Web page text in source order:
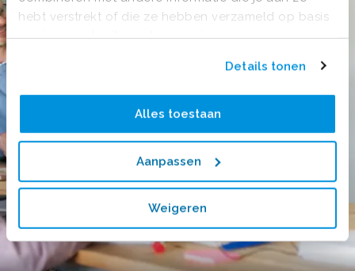
hebt verstrekt of die ze hebben verzameld op basis
van jouw gebruik van hun services.
Details tonen
Alles toestaan
Aanpassen
Weigeren